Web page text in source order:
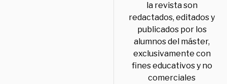
la revista son
redactados, editados y
publicados por los
alumnos del máster,
exclusivamente con
fines educativos y no
comerciales